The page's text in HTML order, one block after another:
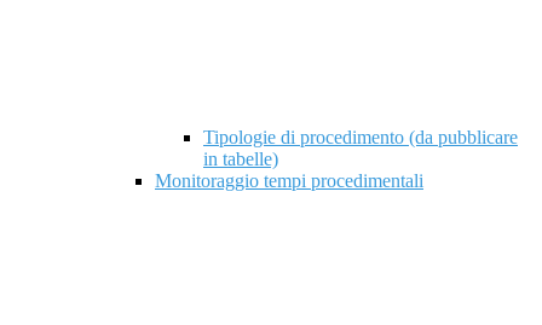
Tipologie di procedimento (da pubblicare
in tabelle)
Monitoraggio tempi procedimentali